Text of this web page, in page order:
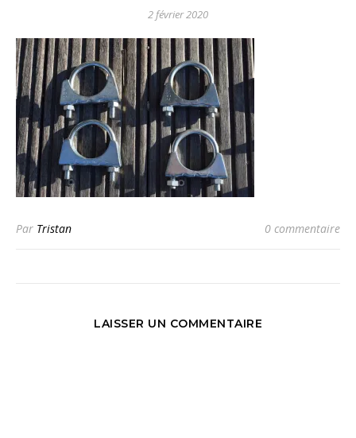
2 février 2020
Par Tristan 0 commentaire
LAISSER UN COMMENTAIRE